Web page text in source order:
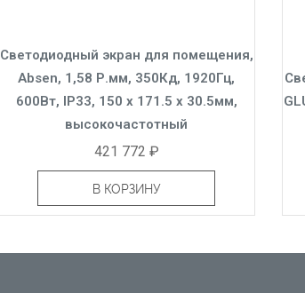
Светодиодный экран для помещения,
Absen, 1,58 Р.мм, 350Кд, 1920Гц,
600Вт, IP33, 150 x 171.5 x 30.5мм,
высокочастотный
421 772 ₽
В КОРЗИНУ